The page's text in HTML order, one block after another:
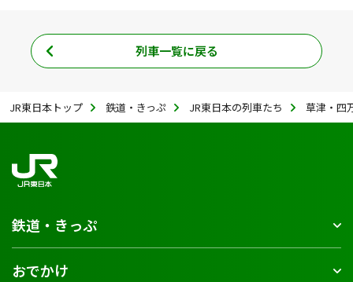
列車一覧に戻る
JR東日本トップ 鉄道・きっぷ JR東日本の列車たち 草津・四
鉄道・きっぷ
おでかけ